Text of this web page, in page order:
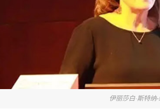
伊丽莎白·斯特纳